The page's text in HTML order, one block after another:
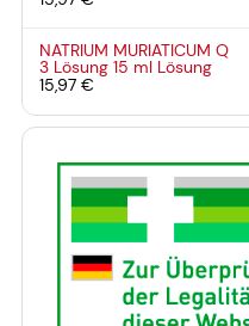
NATRIUM MURIATICUM Q
3 Lösung15 ml Lösung
15,97 €